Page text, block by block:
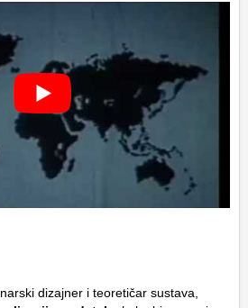
dizajner i teoretičar sustava,